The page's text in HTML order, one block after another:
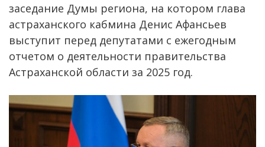
заседание Думы региона, на котором глава
астраханского кабмина Денис Афансьев
выступит перед депутатами с ежегодным
отчетом о деятельности правительства
Астраханской области за 2025 год.